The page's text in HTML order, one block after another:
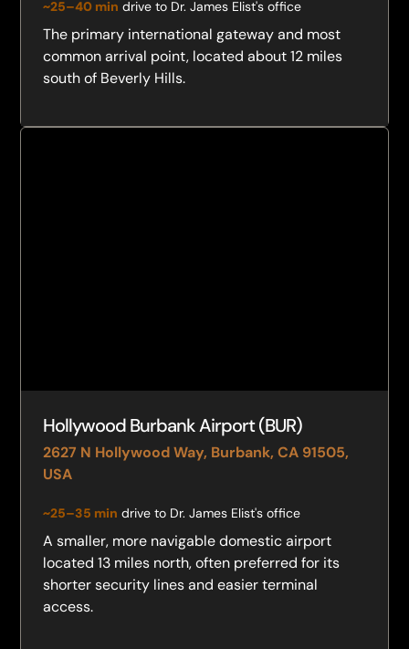
~25–40 min drive to Dr. James Elist's office
The primary international gateway and most
common arrival point, located about 12 miles
south of Beverly Hills.
Hollywood Burbank Airport (BUR)
2627 N Hollywood Way, Burbank, CA 91505,
USA
~25–35 min drive to Dr. James Elist's office
A smaller, more navigable domestic airport
located 13 miles north, often preferred for its
shorter security lines and easier terminal
access.